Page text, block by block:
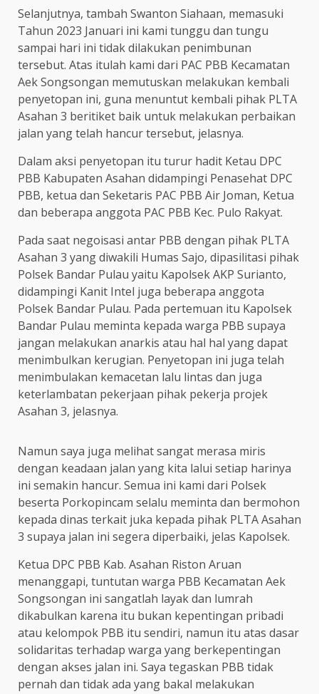
Selanjutnya, tambah Swanton Siahaan, memasuki
Tahun 2023 Januari ini kami tunggu dan tungu
sampai hari ini tidak dilakukan penimbunan
tersebut. Atas itulah kami dari PAC PBB Kecamatan
Aek Songsongan memutuskan melakukan kembali
penyetopan ini, guna menuntut kembali pihak PLTA
Asahan 3 beritiket baik untuk melakukan perbaikan
jalan yang telah hancur tersebut, jelasnya.
Dalam aksi penyetopan itu turur hadit Ketau DPC
PBB Kabupaten Asahan didampingi Penasehat DPC
PBB, ketua dan Seketaris PAC PBB Air Joman, Ketua
dan beberapa anggota PAC PBB Kec. Pulo Rakyat.
Pada saat negoisasi antar PBB dengan pihak PLTA
Asahan 3 yang diwakili Humas Sajo, dipasilitasi pihak
Polsek Bandar Pulau yaitu Kapolsek AKP Surianto,
didampingi Kanit Intel juga beberapa anggota
Polsek Bandar Pulau. Pada pertemuan itu Kapolsek
Bandar Pulau meminta kepada warga PBB supaya
jangan melakukan anarkis atau hal hal yang dapat
menimbulkan kerugian. Penyetopan ini juga telah
menimbulakan kemacetan lalu lintas dan juga
keterlambatan pekerjaan pihak pekerja projek
Asahan 3, jelasnya.
Namun saya juga melihat sangat merasa miris
dengan keadaan jalan yang kita lalui setiap harinya
ini semakin hancur. Semua ini kami dari Polsek
beserta Porkopincam selalu meminta dan bermohon
kepada dinas terkait juka kepada pihak PLTA Asahan
3 supaya jalan ini segera diperbaiki, jelas Kapolsek.
Ketua DPC PBB Kab. Asahan Riston Aruan
menanggapi, tuntutan warga PBB Kecamatan Aek
Songsongan ini sangatlah layak dan lumrah
dikabulkan karena itu bukan kepentingan pribadi
atau kelompok PBB itu sendiri, namun itu atas dasar
solidaritas terhadap warga yang berkepentingan
dengan akses jalan ini. Saya tegaskan PBB tidak
pernah dan tidak ada yang bakal melakukan